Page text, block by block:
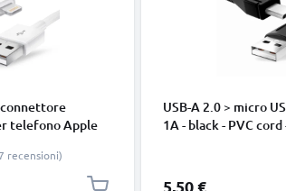
connettore
telefono Apple
dati & ricarica
recensioni)
USB-A 2.0 > micro
1A - black - PVC
5,50 €